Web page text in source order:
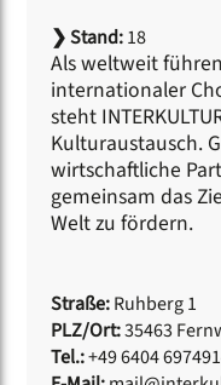
❯Stand:18
Als weltweit
internationaler
steht
Kulturaustausch.
wirtschaftliche
gemeinsam das
Welt zu fördern.
Straße:Ruhberg 1
PLZ/Ort:35463
Tel.:+49 6404